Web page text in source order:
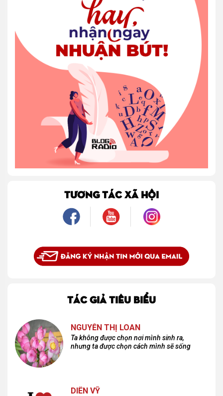
TƯƠNG TÁC XÃ HỘI
TÁC GIẢ TIÊU BIỂU
NGUYỄN THỊ LOAN
Ta không được chọn nơi mình sinh ra,
nhưng ta được chọn cách mình sẽ sống
DIÊN VỸ